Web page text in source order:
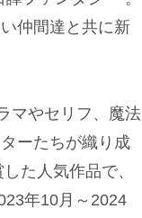
仲間達と共に新
マやセリフ、魔法
ーたちが織り成
た人気作品で、
年10月～2024